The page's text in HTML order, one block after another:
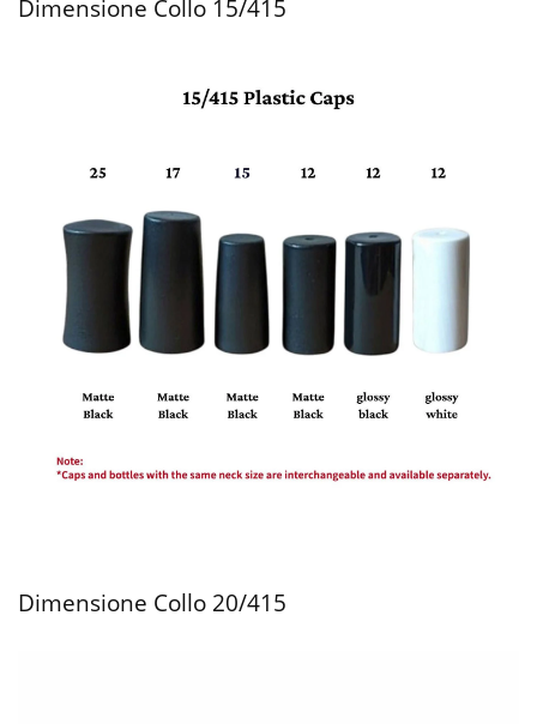
Dimensione Collo 15/415
Dimensione Collo 20/415